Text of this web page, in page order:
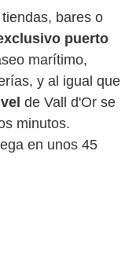
bares o
puerto
marítimo,
y al igual que
de Vall d'Or se
minutos.
en unos 45